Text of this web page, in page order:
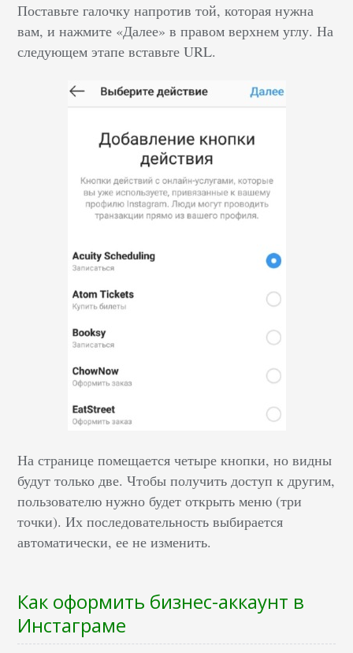
Поставьте галочку напротив той, которая нужна
вам, и нажмите «Далее» в правом верхнем углу. На
следующем этапе вставьте URL.
На странице помещается четыре кнопки, но видны
будут только две. Чтобы получить доступ к другим,
пользователю нужно будет открыть меню (три
точки). Их последовательность выбирается
автоматически, ее не изменить.
Как оформить бизнес-аккаунт в
Инстаграме